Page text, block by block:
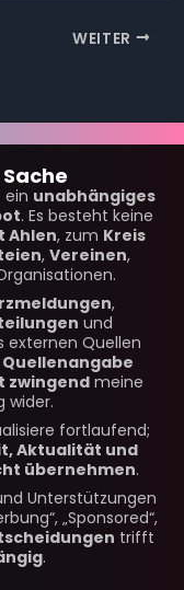
WEITER
ein unabhängiges
. Es besteht keine
Ahlen, zum Kreis
, Vereinen,
,
und
externen Quellen
Quellenangabe
zwingendmeine
wider.
fortlaufend;
Aktualität und
übernehmen.
Unterstützungen
„Sponsored“,
trifft
.